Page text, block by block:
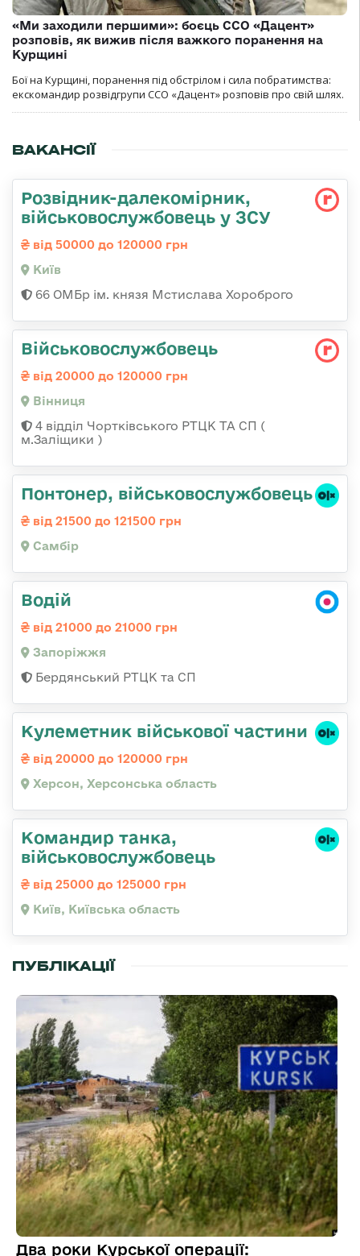
«Ми заходили першими»: боєць ССО «Дацент»
розповів, як вижив після важкого поранення на
Курщині
Бої на Курщині, поранення під обстрілом і сила побратимства:
екскомандир розвідгрупи ССО «Дацент» розповів про свій шлях.
ВАКАНСІЇ
Розвідник-далекомірник,
військовослужбовець у ЗСУ
від 50000 до 120000 грн
Київ
66 ОМБр ім. князя Мстислава Хороброго
Військовослужбовець
від 20000 до 120000 грн
Вінниця
4 відділ Чортківського РТЦК ТА СП (
м.Заліщики )
Понтонер, військовослужбовець
від 21500 до 121500 грн
Самбір
Водій
від 21000 до 21000 грн
Запоріжжя
Бердянський РТЦК та СП
Кулеметник військової частини
від 20000 до 120000 грн
Херсон, Херсонська область
Командир танка,
військовослужбовець
від 25000 до 125000 грн
Київ, Київська область
ПУБЛІКАЦІЇ
Два роки Курської операції: